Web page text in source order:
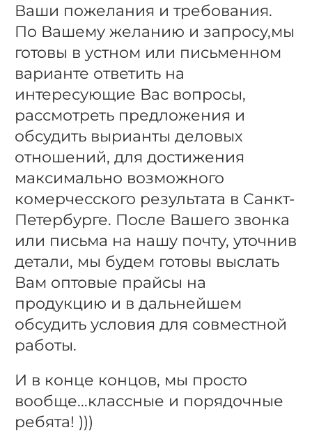
Ваши пожелания и требования.
По Вашему желанию и запросу,мы
готовы в устном или письменном
варианте ответить на
интересующие Вас вопросы,
рассмотреть предложения и
обсудить вырианты деловых
отношений, для достижения
максимально возможного
комерчесского результата в Санкт-
Петербурге. После Вашего звонка
или письма на нашу почту, уточнив
детали, мы будем готовы выслать
Вам оптовые прайсы на
продукцию и в дальнейшем
обсудить условия для совместной
работы.
И в конце концов, мы просто
вообще...классные и порядочные
ребята! )))